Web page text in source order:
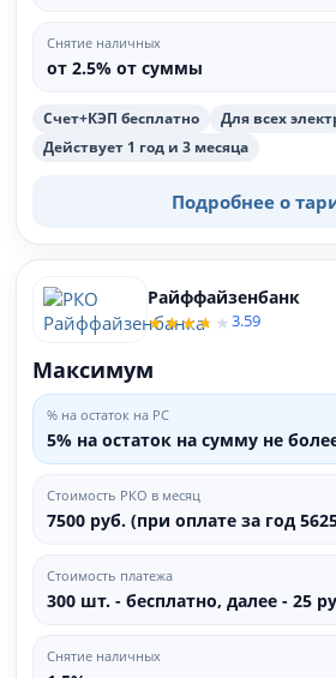
Снятие наличных
от 2.5% от суммы
Счет+КЭП бесплатно
Для всех
Действует 1 год и 3 месяца
Подробнее о
Райффайзенбанк
3.59
Максимум
% на остаток на РС
5% на остаток на сумму не
Стоимость РКО в месяц
7500 руб. (при оплате за год
Стоимость платежа
300 шт. - бесплатно, далее - 25
Снятие наличных